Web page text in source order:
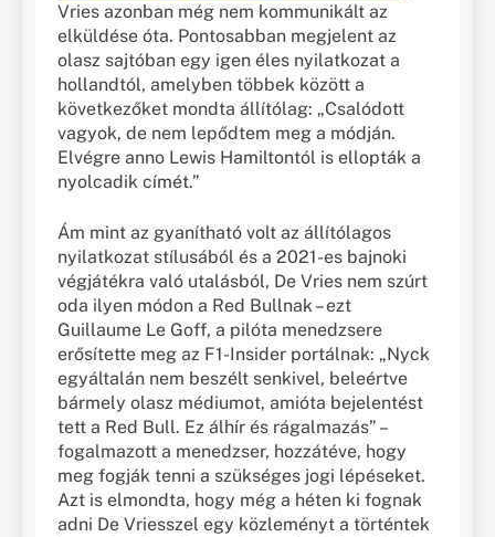
Vries azonban még nem kommunikált az
elküldése óta. Pontosabban megjelent az
olasz sajtóban egy igen éles nyilatkozat a
hollandtól, amelyben többek között a
következőket mondta állítólag: „Csalódott
vagyok, de nem lepődtem meg a módján.
Elvégre anno Lewis Hamiltontól is ellopták a
nyolcadik címét.”
Ám mint az gyanítható volt az állítólagos
nyilatkozat stílusából és a 2021-es bajnoki
végjátékra való utalásból, De Vries nem szúrt
oda ilyen módon a Red Bullnak – ezt
Guillaume Le Goff, a pilóta menedzsere
erősítette meg az F1-Insider portálnak: „Nyck
egyáltalán nem beszélt senkivel, beleértve
bármely olasz médiumot, amióta bejelentést
tett a Red Bull. Ez álhír és rágalmazás” –
fogalmazott a menedzser, hozzátéve, hogy
meg fogják tenni a szükséges jogi lépéseket.
Azt is elmondta, hogy még a héten ki fognak
adni De Vriesszel egy közleményt a történtek